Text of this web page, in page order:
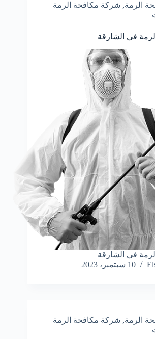
الرمة, شركة مكافحة الرمة
في الشارقة
في الشارقة
10 سبتمبر، 2023
الرمة, شركة مكافحة الرمة